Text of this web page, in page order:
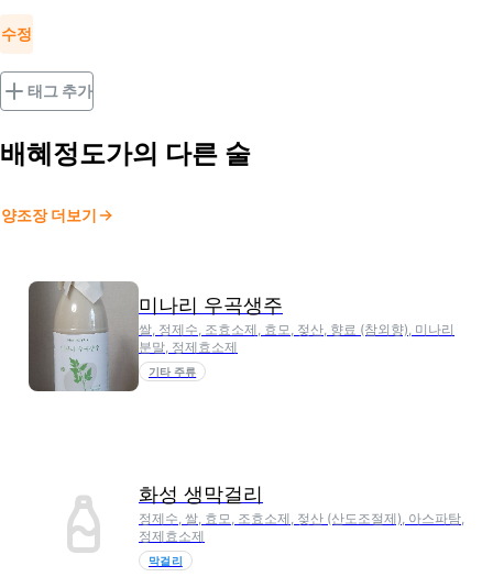
수정
태그 추가
배혜정도가의 다른 술
양조장 더보기
미나리 우곡생주
쌀, 정제수, 조효소제, 효모, 젖산, 향료 (참외향), 미나리
분말, 정제효소제
기타 주류
화성 생막걸리
정제수, 쌀, 효모, 조효소제, 젖산 (산도조절제), 아스파탐,
정제효소제
막걸리